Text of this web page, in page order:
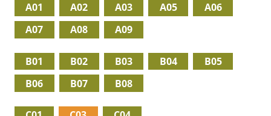
A01 A02 A03 A05
A06
A07
A08 A09
B01 B02 B03 B04
B05
B06
B07 B08